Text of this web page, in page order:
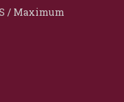
/ Maximum